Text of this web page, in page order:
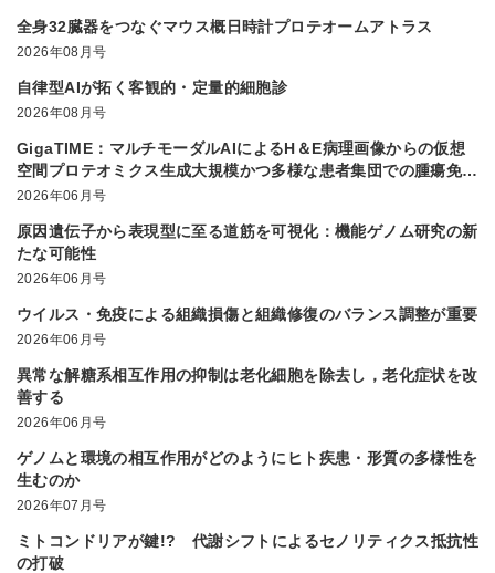
全身32臓器をつなぐマウス概日時計プロテオームアトラス
2026年08月号
自律型AIが拓く客観的・定量的細胞診
2026年08月号
GigaTIME：マルチモーダルAIによるH＆E病理画像からの仮想
空間プロテオミクス生成大規模かつ多様な患者集団での腫瘍免疫
微小環境解析を実現
2026年06月号
原因遺伝子から表現型に至る道筋を可視化：機能ゲノム研究の新
たな可能性
2026年06月号
ウイルス・免疫による組織損傷と組織修復のバランス調整が重要
2026年06月号
異常な解糖系相互作用の抑制は老化細胞を除去し，老化症状を改
善する
2026年06月号
ゲノムと環境の相互作用がどのようにヒト疾患・形質の多様性を
生むのか
2026年07月号
ミトコンドリアが鍵!? 代謝シフトによるセノリティクス抵抗性
の打破